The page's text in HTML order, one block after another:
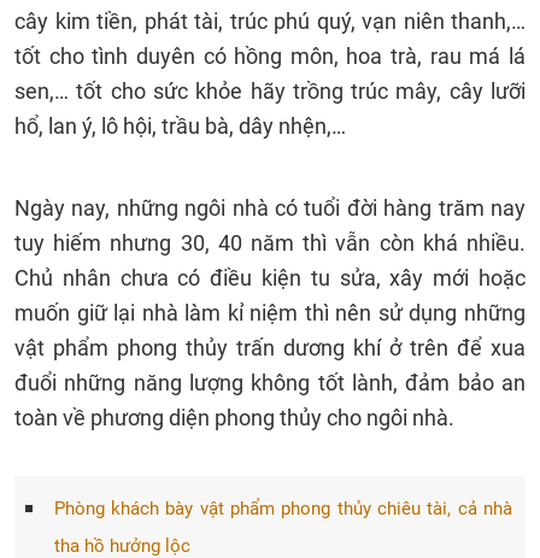
cây kim tiền, phát tài, trúc phú quý, vạn niên thanh,…
tốt cho tình duyên có hồng môn, hoa trà, rau má lá
sen,… tốt cho sức khỏe hãy trồng trúc mây, cây lưỡi
hổ, lan ý, lô hội, trầu bà, dây nhện,…
Ngày nay, những ngôi nhà có tuổi đời hàng trăm nay
tuy hiếm nhưng 30, 40 năm thì vẫn còn khá nhiều.
Chủ nhân chưa có điều kiện tu sửa, xây mới hoặc
muốn giữ lại nhà làm kỉ niệm thì nên sử dụng những
vật phẩm phong thủy trấn dương khí ở trên để xua
đuổi những năng lượng không tốt lành, đảm bảo an
toàn về phương diện phong thủy cho ngôi nhà.
Phòng khách bày vật phẩm phong thủy chiêu tài, cả nhà
tha hồ hưởng lộc